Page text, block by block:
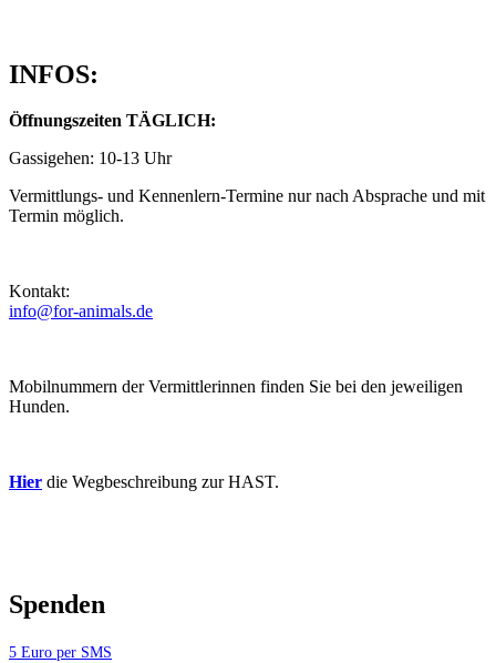
INFOS:
Öffnungszeiten TÄGLICH:
Gassigehen: 10-13 Uhr
Vermittlungs- und Kennenlern-Termine nur nach Absprache und mit
Termin möglich.
Kontakt:
info@for-animals.de
Mobilnummern der Vermittlerinnen finden Sie bei den jeweiligen
Hunden.
Hier die Wegbeschreibung zur HAST.
Spenden
5 Euro per SMS